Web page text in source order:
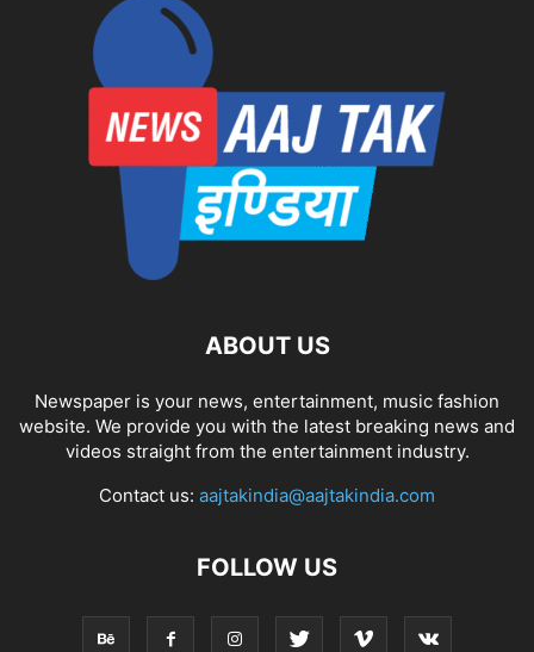
ABOUT US
Newspaper is your news, entertainment, music fashion
website. We provide you with the latest breaking news and
videos straight from the entertainment industry.
Contact us: aajtakindia@aajtakindia.com
FOLLOW US